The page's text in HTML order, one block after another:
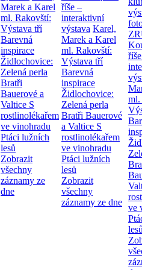
Marek a Karel
ml. Rakovští:
Výstava tří
Barevná
inspirace
Židlochovice:
Zelená perla
Bratři
Bauerové a
Valtice S
rostlinolékařem
ve vinohradu
Ptáci lužních
lesů
Zobrazit
všechny
záznamy ze
dne
říše –
interaktivní
výstava Karel,
Marek a Karel
ml. Rakovští:
Výstava tří
Barevná
inspirace
Židlochovice:
Zelená perla
Bratři Bauerové
a Valtice S
rostlinolékařem
ve vinohradu
Ptáci lužních
lesů
Zobrazit
všechny
záznamy ze dne
ml.
ve